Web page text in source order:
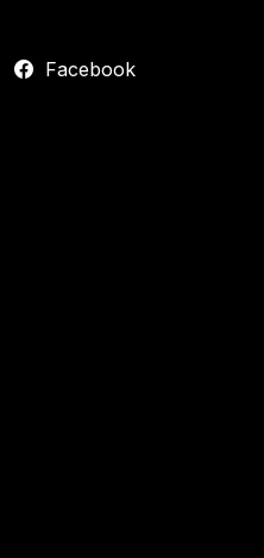
Facebook